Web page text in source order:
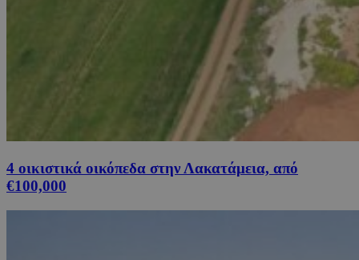
4 οικιστικά οικόπεδα στην Λακατάμεια, από
€100,000